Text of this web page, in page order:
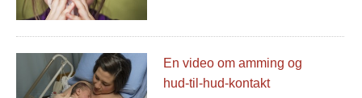
En video om amming og
hud-til-hud-kontakt